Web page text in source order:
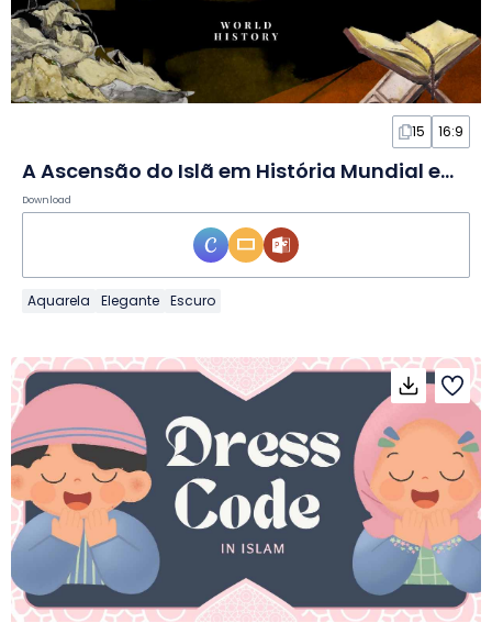
15 16:9
A Ascensão do Islã em História Mundial em Slides
Download
Aquarela Elegante Escuro